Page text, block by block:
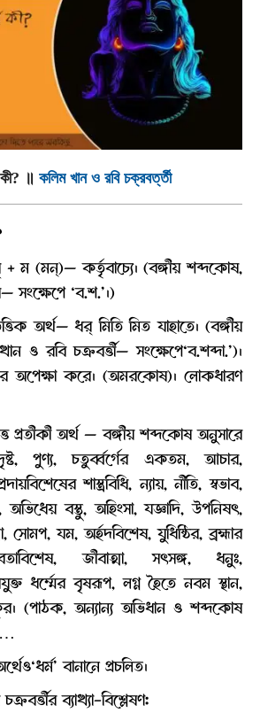
॥ কলিম খান ও রবি চক্রবর্ত্তী
+ ম (মন্)— কর্তৃবাচ্যে। (বঙ্গীয় শব্দকোষ,
সংক্ষেপে ‘ব.শ.’।)
অর্থ— ধর্ মিতি মিত যাহাতে। (বঙ্গীয়
ও রবি চক্রবর্ত্তী— সংক্ষেপে‘ব.শব্দা.’)।
অপেক্ষা করে। (অমরকোষ)। লোকধারণ
প্রতীকী অর্থ — বঙ্গীয় শব্দকোষ অনুসারে
পুণ্য, চতুর্ব্বর্গের একতম, আচার,
শাস্ত্রবিধি, ন্যায়, নীতি, স্বভাব,
বস্তু, অহিংসা, যজ্ঞাদি, উপনিষৎ,
যম, অর্হদবিশেষ, যুধিষ্ঠির, ব্রহ্মার
জীবাত্মা, সৎসঙ্গ, ধনুঃ,
ধর্ম্মের বৃষরূপ, লগ্ন হৈতে নবম স্থান,
(পাঠক, অন্যান্য অভিধান ও শব্দকোষ
…
বানানে প্রচলিত।
ব্যাখ্যা-বিশ্লেষণ: